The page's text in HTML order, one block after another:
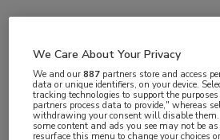
Oncologie
We Care About Your Privacy
We and our887 partners store and access
data or unique identifiers, on your device.
tracking technologies to support the
partners process data to provide," whereas
withdrawing your consent will disable them.
some content and ads you see may not be
resurface this menu to change your choices